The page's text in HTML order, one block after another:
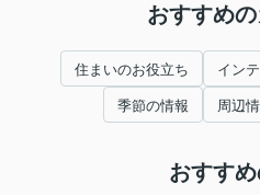
おすすめ
住まいのお役立ち イン
季節の情報 周辺
おすす